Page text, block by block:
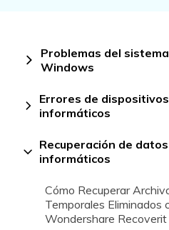
Recuperar Datos de NAS
Problemas del sistema
Windows
Errores de dispositivos
informáticos
Recuperación de datos
informáticos
Cómo Recuperar
Temporales Eliminados
Wondershare Recoverit